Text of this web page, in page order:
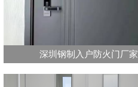
深圳钢制入户防火门厂家